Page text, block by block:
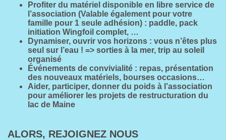
Profiter du matériel disponible en libre service de
l’association (Valable également pour votre
famille pour 1 seule adhésion) : paddle, pack
initiation Wingfoil complet, …
Dynamiser, ouvrir vos horizons : vous n’êtes plus
seul sur l’eau ! => sorties à la mer, trip au soleil
organisé
Événements de convivialité : repas, présentation
des nouveaux matériels, bourses occasions…
Aider, participer, donner du poids à l’association
pour améliorer les projets de restructuration du
lac de Maine
ALORS, REJOIGNEZ NOUS